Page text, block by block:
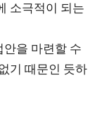
소극적이 되는
을 마련할 수
기 때문인 듯하